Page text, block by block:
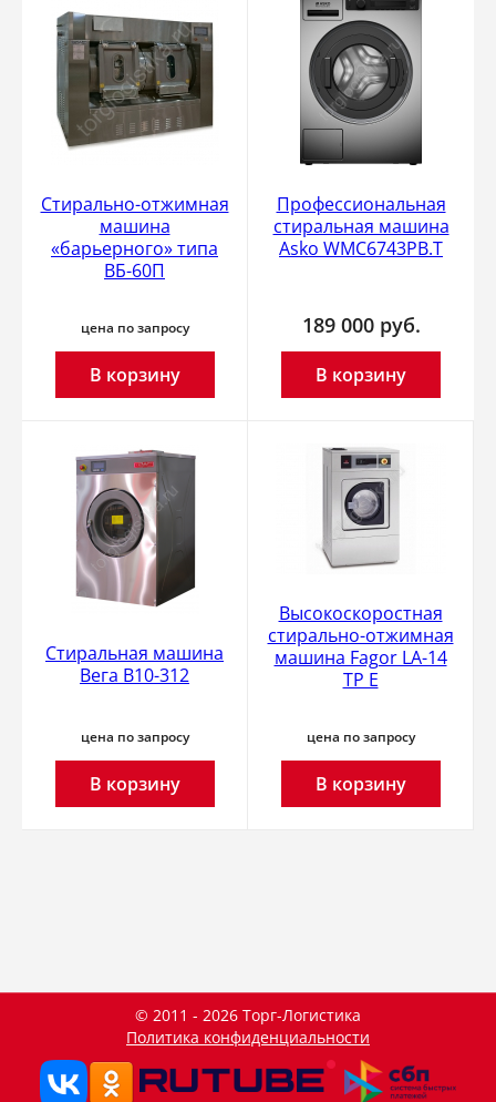
Стирально-отжимная
машина
«барьерного» типа
ВБ-60П
цена по запросу
В корзину
Профессиональная
стиральная машина
Asko WMC6743PB.T
189 000 руб.
В корзину
Стиральная машина
Вега В10-312
цена по запросу
В корзину
Высокоскоростная
стирально-отжимная
машина Fagor LA-14
TP E
цена по запросу
В корзину
© 2011 - 2026 Торг-Логистика
Политика конфиденциальности